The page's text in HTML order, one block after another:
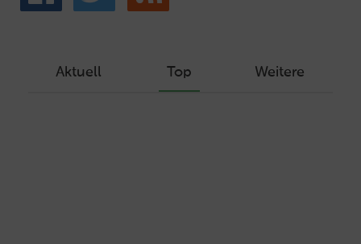
Aktuell Top Weitere